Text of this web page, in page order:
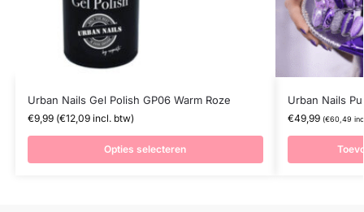
Urban Nails Gel Polish GP06 Warm Roze
€9,99(€12,09incl. btw)
Opties selecteren
Urban Nails
€49,99 (€60,49